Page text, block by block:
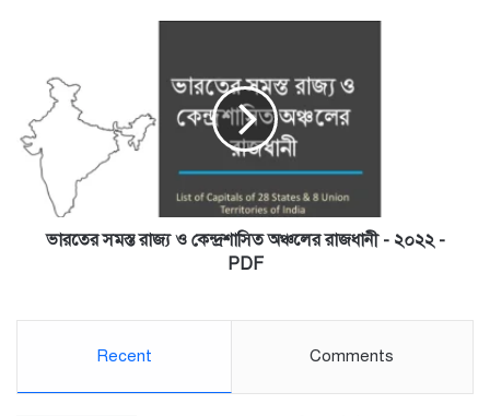
কেন্দ্রশাসিত
অঞ্চলের
রাজধানী
ভারতের সমস্ত রাজ্য ও কেন্দ্রশাসিত অঞ্চলের রাজধানী - ২০২২ -
PDF
Recent Comments